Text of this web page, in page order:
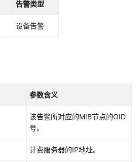
告警类型
设备告警
参数含义
该告警所对应的MIB节点的OID
号。
计费服务器的IP地址。